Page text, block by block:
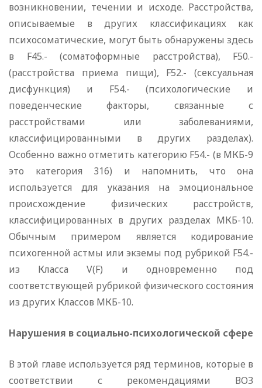
возникновении, течении и исходе. Расстройства,
описываемые в других классификациях как
психосоматические, могут быть обнаружены здесь
в F45.- (соматоформные расстройства), F50.-
(расстройства приема пищи), F52.- (сексуальная
дисфункция) и F54.- (психологические и
поведенческие факторы, связанные с
расстройствами или заболеваниями,
классифицированными в других разделах).
Особенно важно отметить категорию F54.- (в МКБ-9
это категория 316) и напомнить, что она
используется для указания на эмоциональное
происхождение физических расстройств,
классифицированных в других разделах МКБ-10.
Обычным примером является кодирование
психогенной астмы или экземы под рубрикой F54.-
из Класса V(F) и одновременно под
соответствующей рубрикой физического состояния
из других Классов МКБ-10.
Нарушения в социально-психологической сфере
В этой главе используется ряд терминов, которые в
соответствии с рекомендациями ВОЗ